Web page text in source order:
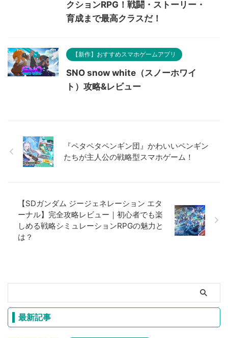
クションRPG！戦闘・ストーリー・
育成まで最高クラスだ！
【新作】おすすめスマホゲームアプリ
SNO snow white（スノーホワイ
ト）攻略&レビュー
『ペタペタペンギン団』かわいいペンギン
たちが主人公の戦略型スマホゲーム！
【SDガンダム ジージェネレーション エタ
ーナル】完全攻略レビュー｜初心者でも楽
しめる戦略シミュレーションRPGの魅力と
は？
最新記事